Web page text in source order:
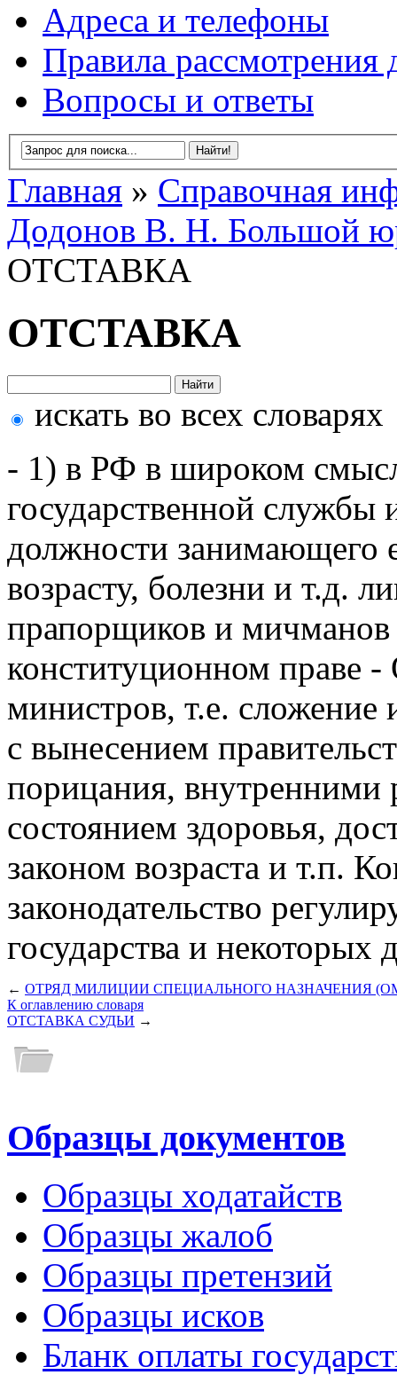
Адреса и телефоны
Правила рассмотрения
Вопросы и ответы
Главная » Справочная
Додонов В. Н. Большой
ОТСТАВКА
ОТСТАВКА
искать во всех словарях
- 1) в РФ в широком
государственной службы
должности занимающего
возрасту, болезни и т.д.
прапорщиков и
конституционном праве -
министров, т.е.
с вынесением
порицания, внутренними
состоянием здоровья,
законом возраста и т.п.
законодательство
государства и
← ОТРЯД МИЛИЦИИ СПЕЦИАЛЬНОГО НАЗНАЧЕНИЯ
К оглавлению словаря
ОТСТАВКА СУДЬИ →
Образцы документов
Образцы ходатайств
Образцы жалоб
Образцы претензий
Образцы исков
Бланк оплаты